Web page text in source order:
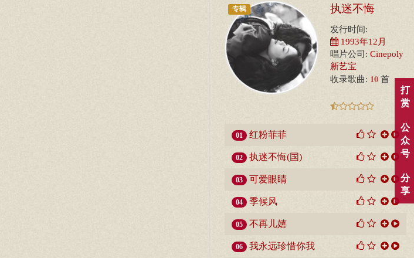
专辑 执迷不悔
发行时间:
1993年12月
唱片公司: Cinepoly
新艺宝
收录歌曲: 10 首
01 红粉菲菲
02 执迷不悔(国)
03 可爱眼睛
04 季候风
05 不再儿嬉
06 我永远珍惜你我
打
赏
公
众
号
分
享